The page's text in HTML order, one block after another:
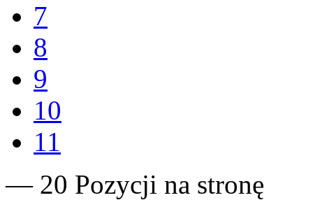
7
8
9
10
11
— 20 Pozycji na stronę